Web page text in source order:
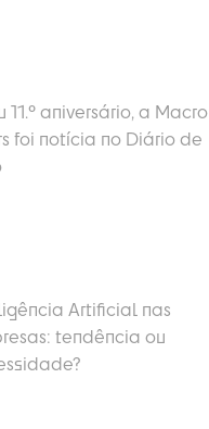
11.º aniversário, a Macro
foi notícia no Diário de
Artificial nas
tendência ou